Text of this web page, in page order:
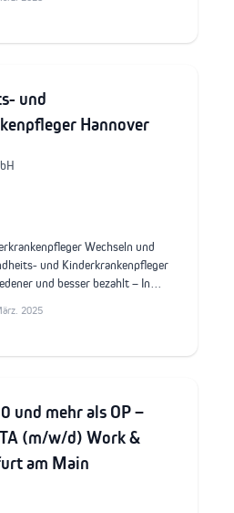
und
Hannover
Wechseln und
und Kinderkrankenpfleger
und besser bezahlt – In…
2025
und mehr als OP –
(m/w/d) Work &
am Main